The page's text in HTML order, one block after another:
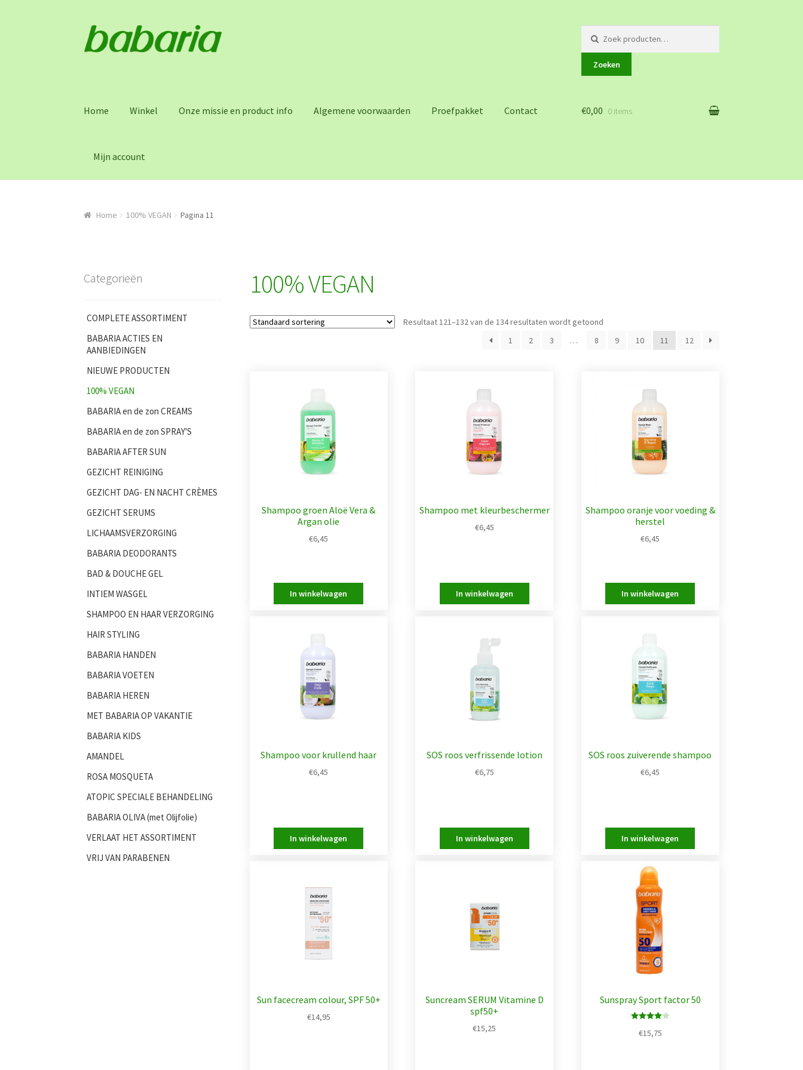
Skip
to
Skip
to
naar:
Zoeken
Home Winkel Onze missie en product info Algemene voorwaarden Proefpakket Contact
Mijn account
€0,00 0 items
Home 100% VEGAN Pagina 11
100% VEGAN
Resultaat 121–132 van de 134 resultaten wordt getoond
1
2 3 … 8 9 10 11 12
Shampoo groen Aloë Vera &
Argan olie
€6,45
Shampoo met kleurbeschermer
€6,45
Shampoo oranje voor voeding &
herstel
€6,45
Shampoo voor krullend haar
€6,45
SOS roos verfrissende lotion
€6,75
SOS roos zuiverende shampoo
€6,45
Sun facecream colour, SPF 50+
€14,95
Suncream SERUM Vitamine D
spf50+
€15,25
Sunspray Sport factor 50
4.00uit
€15,75
Categorieën
COMPLETE ASSORTIMENT
BABARIA ACTIES EN
AANBIEDINGEN
NIEUWE PRODUCTEN
100% VEGAN
BABARIA en de zon CREAMS
BABARIA en de zon SPRAY'S
BABARIA AFTER SUN
GEZICHT REINIGING
GEZICHT DAG- EN NACHT CRÈMES
GEZICHT SERUMS
LICHAAMSVERZORGING
BABARIA DEODORANTS
BAD & DOUCHE GEL
INTIEM WASGEL
SHAMPOO EN HAAR VERZORGING
HAIR STYLING
BABARIA HANDEN
BABARIA VOETEN
BABARIA HEREN
MET BABARIA OP VAKANTIE
BABARIA KIDS
AMANDEL
ROSA MOSQUETA
ATOPIC SPECIALE BEHANDELING
BABARIA OLIVA (met Olijfolie)
VERLAAT HET ASSORTIMENT
VRIJ VAN PARABENEN